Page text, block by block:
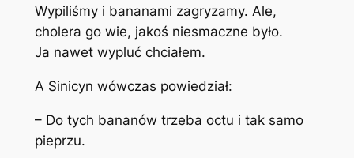
Wypiliśmy i bananami zagryzamy. Ale,
cholera go wie, jakoś niesmaczne było.
Ja nawet wypluć chciałem.
A Sinicyn wówczas powiedział:
– Do tych bananów trzeba octu i tak samo
pieprzu.